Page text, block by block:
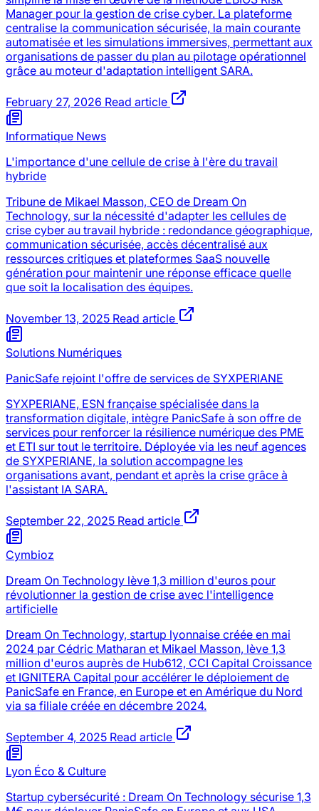
Manager pour la gestion de crise cyber. La plateforme
centralise la communication sécurisée, la main courante
automatisée et les simulations immersives, permettant aux
organisations de passer du plan au pilotage opérationnel
grâce au moteur d'adaptation intelligent SARA.
February 27, 2026 Read article
Informatique News
L'importance d'une cellule de crise à l'ère du travail
hybride
Tribune de Mikael Masson, CEO de Dream On
Technology, sur la nécessité d'adapter les cellules de
crise cyber au travail hybride : redondance géographique,
communication sécurisée, accès décentralisé aux
ressources critiques et plateformes SaaS nouvelle
génération pour maintenir une réponse efficace quelle
que soit la localisation des équipes.
November 13, 2025 Read article
Solutions Numériques
PanicSafe rejoint l'offre de services de SYXPERIANE
SYXPERIANE, ESN française spécialisée dans la
transformation digitale, intègre PanicSafe à son offre de
services pour renforcer la résilience numérique des PME
et ETI sur tout le territoire. Déployée via les neuf agences
de SYXPERIANE, la solution accompagne les
organisations avant, pendant et après la crise grâce à
l'assistant IA SARA.
September 22, 2025 Read article
Cymbioz
Dream On Technology lève 1,3 million d'euros pour
révolutionner la gestion de crise avec l'intelligence
artificielle
Dream On Technology, startup lyonnaise créée en mai
2024 par Cédric Matharan et Mikael Masson, lève 1,3
million d'euros auprès de Hub612, CCI Capital Croissance
et IGNITERA Capital pour accélérer le déploiement de
PanicSafe en France, en Europe et en Amérique du Nord
via sa filiale créée en décembre 2024.
September 4, 2025 Read article
Lyon Éco & Culture
Startup cybersécurité : Dream On Technology sécurise 1,3